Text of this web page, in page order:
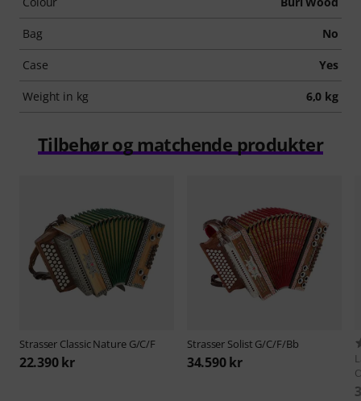
Bag No
Case Yes
Weight in kg 6,0 kg
Tilbehør og matchende produkter
Strasser Classic Nature G/C/F
22.390 kr
Strasser Solist G/C/F/Bb
34.590 kr